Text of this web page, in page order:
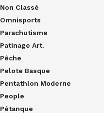
Non Classé
Omnisports
Parachutisme
Patinage Art.
Pêche
Pelote Basque
Pentathlon Moderne
People
Pétanque